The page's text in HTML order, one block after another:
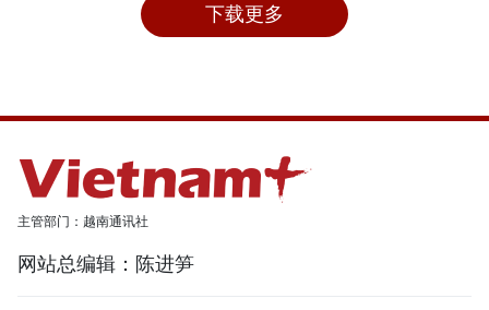
下载更多
主管部门：越南通讯社
网站总编辑：陈进笋